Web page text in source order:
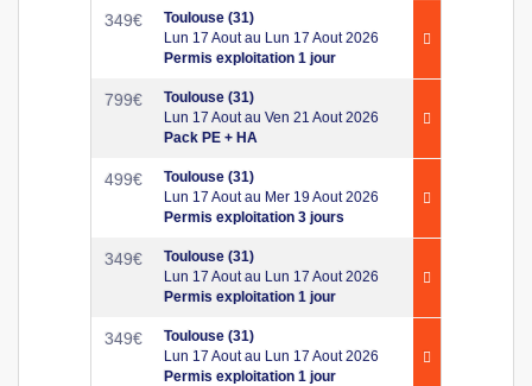
349€
Toulouse (31)
Lun 17 Aout au Lun 17 Aout 2026
Permis exploitation 1 jour
799€
Toulouse (31)
Lun 17 Aout au Ven 21 Aout 2026
Pack PE + HA
499€
Toulouse (31)
Lun 17 Aout au Mer 19 Aout 2026
Permis exploitation 3 jours
349€
Toulouse (31)
Lun 17 Aout au Lun 17 Aout 2026
Permis exploitation 1 jour
349€
Toulouse (31)
Lun 17 Aout au Lun 17 Aout 2026
Permis exploitation 1 jour